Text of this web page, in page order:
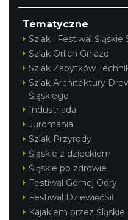
Tematyczne
Szlak i Festiwal Śląskie
Szlak Orlich Gniazd
Szlak Zabytków
Szlak Architektury
Śląskiego
Industriada
Juromania
Szlak Przyrody
Śląskie z dzieckiem
Śląskie po zdrowie
Festiwal Górnej Odry
Festiwal DziewięćSił
Kajakiem przez Śląskie